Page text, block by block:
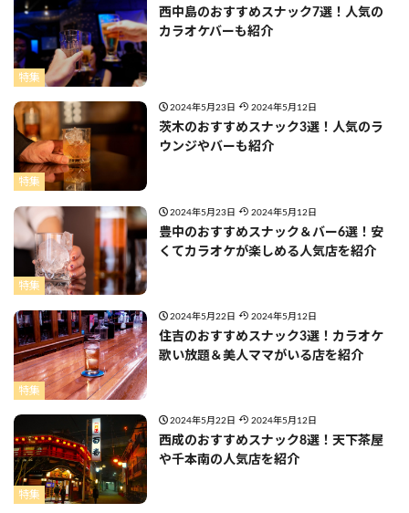
特集
西中島のおすすめスナック7選！人気の
カラオケバーも紹介
特集
2024年5月23日 2024年5月12日
茨木のおすすめスナック3選！人気のラ
ウンジやバーも紹介
特集
2024年5月23日 2024年5月12日
豊中のおすすめスナック＆バー6選！安
くてカラオケが楽しめる人気店を紹介
特集
2024年5月22日 2024年5月12日
住吉のおすすめスナック3選！カラオケ
歌い放題＆美人ママがいる店を紹介
特集
2024年5月22日 2024年5月12日
西成のおすすめスナック8選！天下茶屋
や千本南の人気店を紹介